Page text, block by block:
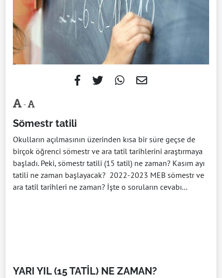
-
Sömestr tatili
Okulların açılmasının üzerinden kısa bir süre geçse de
birçok öğrenci sömestr ve ara tatil tarihlerini araştırmaya
başladı. Peki, sömestr tatili (15 tatil) ne zaman? Kasım ayı
tatili ne zaman başlayacak? 2022-2023 MEB sömestr ve
ara tatil tarihleri ne zaman? İşte o soruların cevabı...
YARI YIL (15 TATİL) NE ZAMAN?